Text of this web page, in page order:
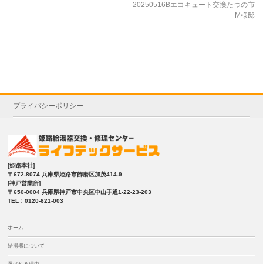
20250516Bエコキュート交換たつの市
M様邸
プライバシーポリシー
[姫路本社]
〒672-8074 兵庫県姫路市飾磨区加茂414-9
[神戸営業所]
〒650-0004 兵庫県神戸市中央区中山手通1-22-23-203
TEL：0120-621-003
ホーム
給湯器について